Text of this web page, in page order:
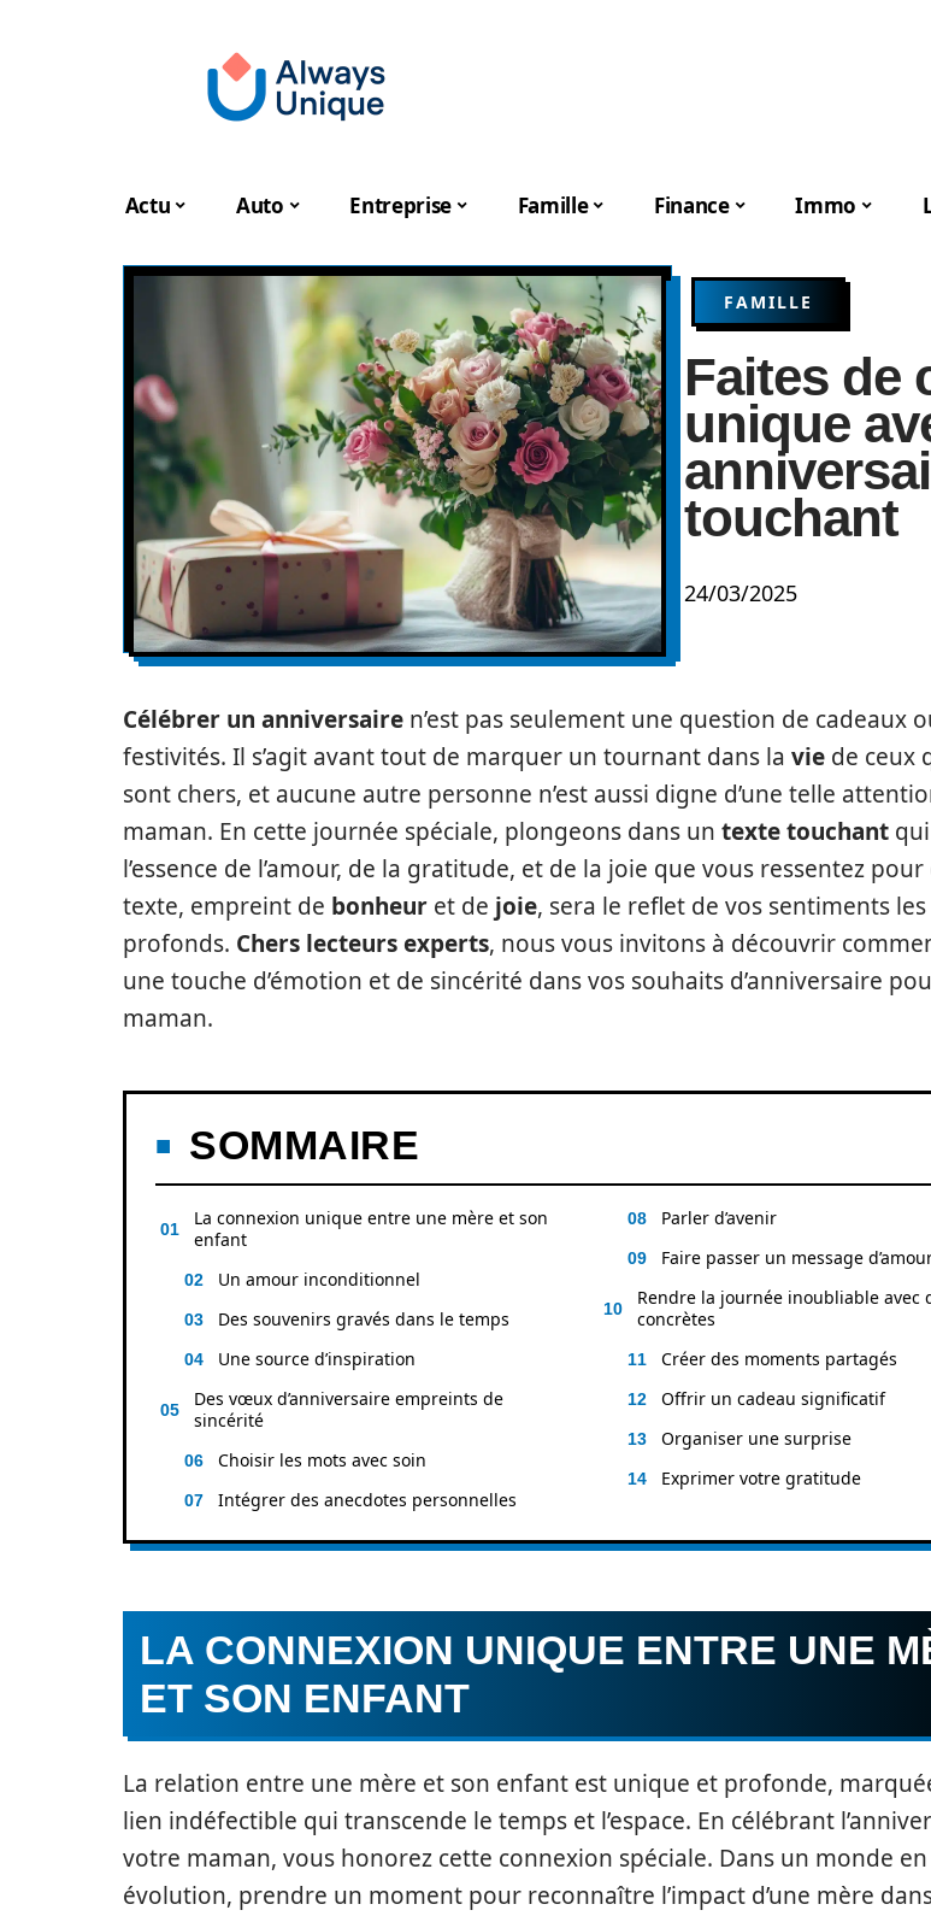
Actu Auto Entreprise Famille Finance Immo
FAMILLE
Faites de
unique
touchant
24/03/2025
Célébrer un anniversaire n’est pas seulement une question de cadeaux
festivités. Il s’agit avant tout de marquer un tournant dans la vie de ceux
sont chers, et aucune autre personne n’est aussi digne d’une telle
maman. En cette journée spéciale, plongeons dans un texte touchant
l’essence de l’amour, de la gratitude, et de la joie que vous ressentez pour
texte, empreint de bonheur et de joie, sera le reflet de vos sentiments
profonds. Chers lecteurs experts, nous vous invitons à découvrir
une touche d’émotion et de sincérité dans vos souhaits d’anniversaire
maman.
SOMMAIRE
La connexion unique entre une mère et son
enfant
Un amour inconditionnel
Des souvenirs gravés dans le temps
Une source d’inspiration
Des vœux d’anniversaire empreints de
sincérité
Choisir les mots avec soin
Intégrer des anecdotes personnelles
Parler d’avenir
Faire passer un message
Rendre la journée inoubliable avec
concrètes
Créer des moments partagés
Offrir un cadeau significatif
Organiser une surprise
Exprimer votre gratitude
LA CONNEXION UNIQUE ENTRE UNE
ET SON ENFANT
La relation entre une mère et son enfant est unique et profonde,
lien indéfectible qui transcende le temps et l’espace. En célébrant
votre maman, vous honorez cette connexion spéciale. Dans un monde
évolution, prendre un moment pour reconnaître l’impact d’une mère